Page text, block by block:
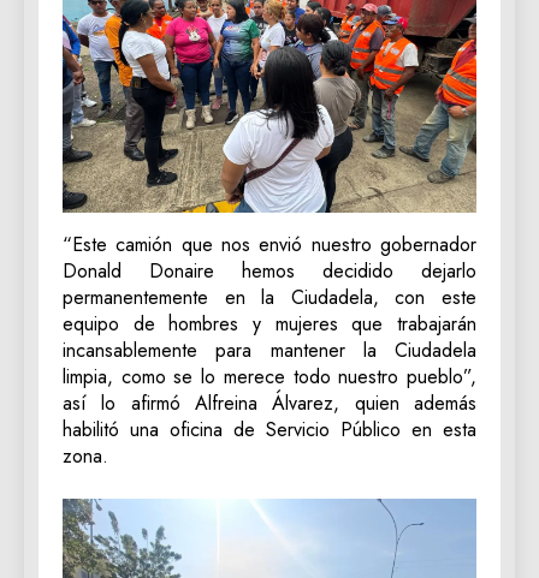
“Este camión que nos envió nuestro gobernador
Donald Donaire hemos decidido dejarlo
permanentemente en la Ciudadela, con este
equipo de hombres y mujeres que trabajarán
incansablemente para mantener la Ciudadela
limpia, como se lo merece todo nuestro pueblo”,
así lo afirmó Alfreina Álvarez, quien además
habilitó una oficina de Servicio Público en esta
zona.